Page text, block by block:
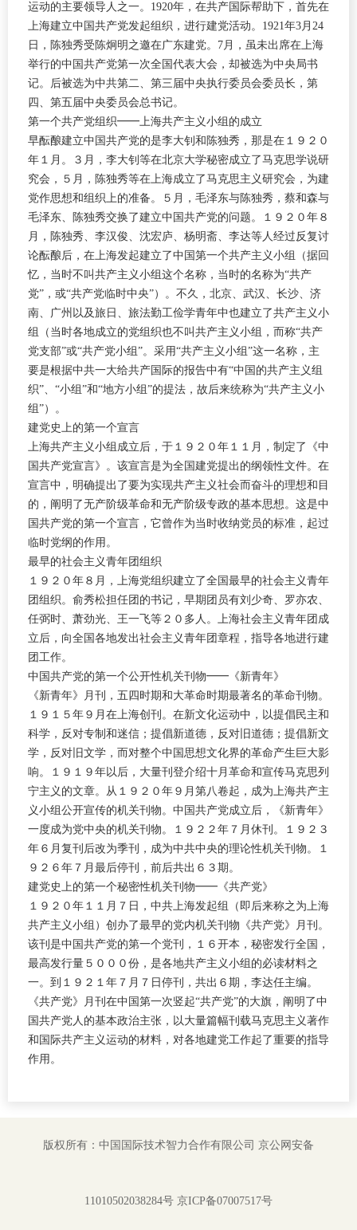
运动的主要领导人之一。 1920年，在共产国际帮助下，首先在
上海建立中国共产党发起组织，进行建党活动。1921年3月24
日，陈独秀受陈炯明之邀在广东建党。7月，虽未出席在上海
举行的中国共产党第一次全国代表大会，却被选为中央局书
记。后被选为中共第二、第三届中央执行委员会委员长，第
四、第五届中央委员会总书记。
第一个共产党组织━━上海共产主义小组的成立
早酝酿建立中国共产党的是李大钊和陈独秀，那是在１９２０
年１月。３月，李大钊等在北京大学秘密成立了马克思学说研
究会，５月，陈独秀等在上海成立了马克思主义研究会，为建
党作思想和组织上的准备。５月，毛泽东与陈独秀，蔡和森与
毛泽东、陈独秀交换了建立中国共产党的问题。１９２０年８
月，陈独秀、李汉俊、沈宏庐、杨明斋、李达等人经过反复讨
论酝酿后，在上海发起建立了中国第一个共产主义小组（据回
忆，当时不叫共产主义小组这个名称，当时的名称为“共产
党”，或“共产党临时中央”）。不久，北京、武汉、长沙、济
南、广州以及旅日、旅法勤工俭学青年中也建立了共产主义小
组（当时各地成立的党组织也不叫共产主义小组，而称“共产
党支部”或“共产党小组”。采用“共产主义小组”这一名称，主
要是根据中共一大给共产国际的报告中有“中国的共产主义组
织”、“小组”和“地方小组”的提法，故后来统称为“共产主义小
组”）。
建党史上的第一个宣言
上海共产主义小组成立后，于１９２０年１１月，制定了《中
国共产党宣言》。该宣言是为全国建党提出的纲领性文件。在
宣言中，明确提出了要为实现共产主义社会而奋斗的理想和目
的，阐明了无产阶级革命和无产阶级专政的基本思想。这是中
国共产党的第一个宣言，它曾作为当时收纳党员的标准，起过
临时党纲的作用。
最早的社会主义青年团组织
１９２０年８月，上海党组织建立了全国最早的社会主义青年
团组织。俞秀松担任团的书记，早期团员有刘少奇、罗亦农、
任弼时、萧劲光、王一飞等２０多人。上海社会主义青年团成
立后，向全国各地发出社会主义青年团章程，指导各地进行建
团工作。
中国共产党的第一个公开性机关刊物━━《新青年》
《新青年》月刊，五四时期和大革命时期最著名的革命刊物。
１９１５年９月在上海创刊。在新文化运动中，以提倡民主和
科学，反对专制和迷信；提倡新道德，反对旧道德；提倡新文
学，反对旧文学，而对整个中国思想文化界的革命产生巨大影
响。１９１９年以后，大量刊登介绍十月革命和宣传马克思列
宁主义的文章。从１９２０年９月第八卷起，成为上海共产主
义小组公开宣传的机关刊物。中国共产党成立后，《新青年》
一度成为党中央的机关刊物。１９２２年７月休刊。１９２３
年６月复刊后改为季刊，成为中共中央的理论性机关刊物。１
９２６年７月最后停刊，前后共出６３期。
建党史上的第一个秘密性机关刊物━━《共产党》
１９２０年１１月７日，中共上海发起组（即后来称之为上海
共产主义小组）创办了最早的党内机关刊物《共产党》月刊。
该刊是中国共产党的第一个党刊，１６开本，秘密发行全国，
最高发行量５０００份，是各地共产主义小组的必读材料之
一。到１９２１年７月７日停刊，共出６期，李达任主编。
《共产党》月刊在中国第一次竖起“共产党”的大旗，阐明了中
国共产党人的基本政治主张，以大量篇幅刊载马克思主义著作
和国际共产主义运动的材料，对各地建党工作起了重要的指导
作用。
版权所有：中国国际技术智力合作有限公司 京公网安备
11010502038284号 京ICP备07007517号